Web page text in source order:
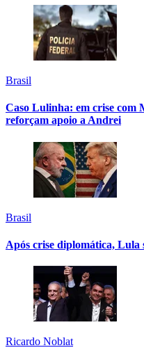
Brasil
Caso Lulinha: em crise com
reforçam apoio a Andrei
Brasil
Após crise diplomática, Lula
Ricardo Noblat